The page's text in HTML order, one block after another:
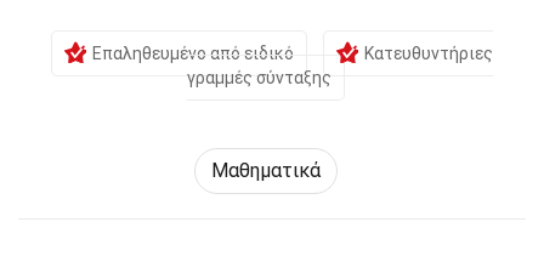
Επαληθευμένο από ειδικό
Κατευθυντήριες
γραμμές σύνταξης
Μαθηματικά